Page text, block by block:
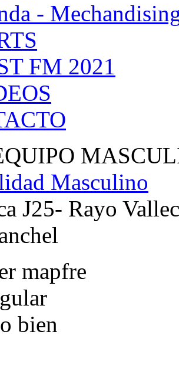
-
FM 2021
Masculino
J25- Rayo